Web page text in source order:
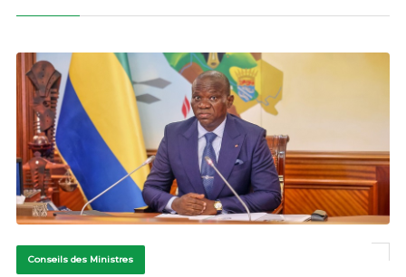
Conseils des Ministres